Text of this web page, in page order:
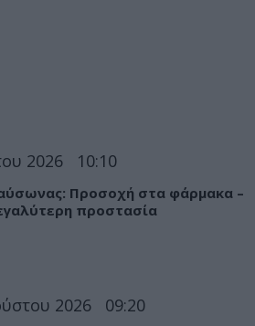
2026 10:10
Προσοχή στα φάρμακα –
προστασία
2026 09:20